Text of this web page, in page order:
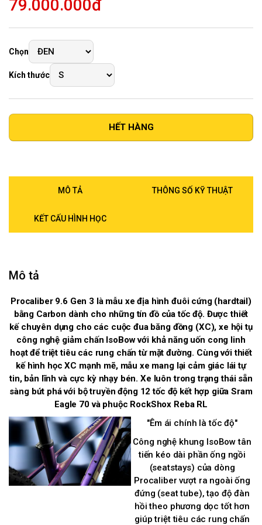
79.000.000đ
Chọn
Kích thước
HẾT HÀNG
MÔ TẢ THÔNG SỐ KỸ THUẬT
KẾT CẤU HÌNH HỌC
Mô tả
Procaliber 9.6 Gen 3 là mẫu xe địa hình đuôi cứng (hardtail)
bằng Carbon dành cho những tín đồ của tốc độ. Được thiết
kế chuyên dụng cho các cuộc đua băng đồng (XC), xe hội tụ
công nghệ giảm chấn IsoBow với khả năng uốn cong linh
hoạt để triệt tiêu các rung chấn từ mặt đường. Cùng với thiết
kế hình học XC mạnh mẽ, mẫu xe mang lại cảm giác lái tự
tin, bản lĩnh và cực kỳ nhạy bén. Xe luôn trong trạng thái sẵn
sàng bứt phá với bộ truyền động 12 tốc độ kết hợp giữa Sram
Eagle 70 và phuộc RockShox Reba RL
"Êm ái chính là tốc độ"
Công nghệ khung IsoBow tân
tiến kéo dài phần ống ngồi
(seatstays) của dòng
Procaliber vượt ra ngoài ống
đứng (seat tube), tạo độ đàn
hồi theo phương dọc tốt hơn
giúp triệt tiêu các rung chấn